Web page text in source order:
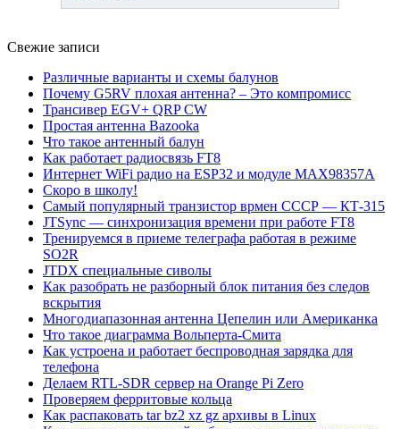
Свежие записи
Различные варианты и схемы балунов
Почему G5RV плохая антенна? – Это компромисс
Трансивер EGV+ QRP CW
Простая антенна Bazooka
Что такое антенный балун
Как работает радиосвязь FT8
Интернет WiFi радио на ESP32 и модуле MAX98357A
Скоро в школу!
Самый популярный транзистор врмен СССР — КТ-315
JTSync — синхронизация времени при работе FT8
Тренируемся в приеме телеграфа работая в режиме
SO2R
JTDX специальные сиволы
Как разобрать не разборный блок питания без следов
вскрытия
Многодиапазонная антенна Цепелин или Американка
Что такое диаграмма Вольперта-Смита
Как устроена и работает беспроводная зарядка для
телефона
Делаем RTL-SDR сервер на Orange Pi Zero
Проверяем ферритовые кольца
Как распаковать tar bz2 xz gz архивы в Linux